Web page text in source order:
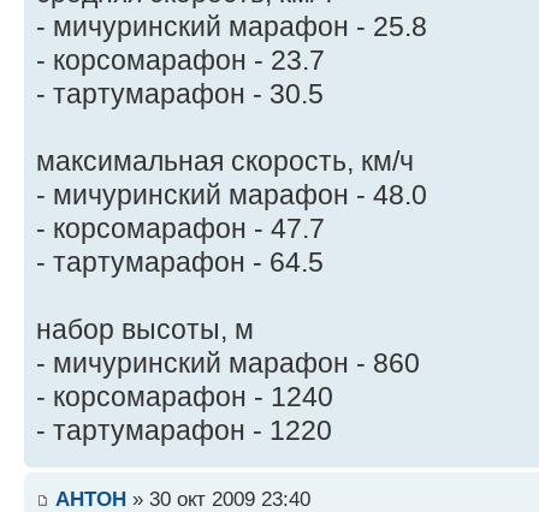
- мичуринский марафон - 25.8
- корсомарафон - 23.7
- тартумарафон - 30.5
максимальная скорость, км/ч
- мичуринский марафон - 48.0
- корсомарафон - 47.7
- тартумарафон - 64.5
набор высоты, м
- мичуринский марафон - 860
- корсомарафон - 1240
- тартумарафон - 1220
AHTOH » 30 окт 2009 23:40